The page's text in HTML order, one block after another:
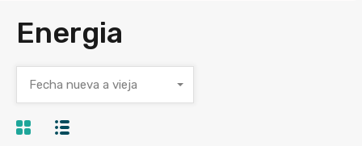
Energia
Fecha nueva a vieja